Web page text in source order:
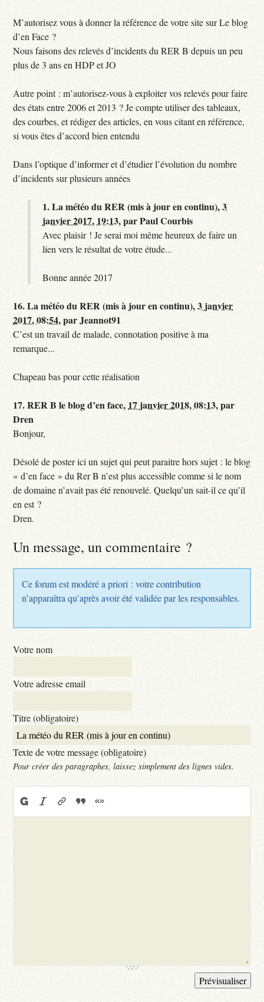
M’autorisez vous à donner la référence de votre site sur Le blog
d’en Face ?
Nous faisons des relevés d’incidents du RER B depuis un peu
plus de 3 ans en HDP et JO
Autre point : m’autorisez-vous à exploiter vos relevés pour faire
des états entre 2006 et 2013 ? Je compte utiliser des tableaux,
des courbes, et rédiger des articles, en vous citant en référence,
si vous êtes d’accord bien entendu
Dans l’optique d’informer et d’étudier l’évolution du nombre
d’incidents sur plusieurs années
1.La météo du RER (mis à jour en continu),3
janvier 2017, 19:13,parPaul Courbis
Avec plaisir ! Je serai moi même heureux de faire un
lien vers le résultat de votre étude...
Bonne année 2017
16.La météo du RER (mis à jour en continu),3 janvier
2017, 08:54,parJeannot91
C’est un travail de malade, connotation positive à ma
remarque...
Chapeau bas pour cette réalisation
17.RER B le blog d’en face, 17 janvier 2018, 08:13,par
Dren
Bonjour,
Désolé de poster ici un sujet qui peut paraitre hors sujet : le blog
« d’en face » du Rer B n’est plus accessible comme si le nom
de domaine n’avait pas été renouvelé. Quelqu’un sait-il ce qu’il
en est ?
Dren.
Un message, un commentaire ?
Ce forum est modéré a priori : votre contribution
n’apparaîtra qu’après avoir été validée par les responsables.
Votre nom
Votre adresse email
Titre (obligatoire)
Texte de votre message (obligatoire)
Pour créer des paragraphes, laissez simplement des lignes vides.